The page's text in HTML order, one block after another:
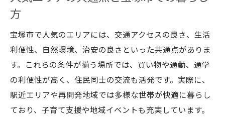
方
宝塚市で人気のエリアには、交通アクセスの良さ、生活
利便性、自然環境、治安の良さといった共通点がありま
す。これらの条件が揃う場所では、買い物や通勤、通学
の利便性が高く、住民同士の交流も活発です。実際に、
駅近エリアや再開発地域では多様な世帯が快適に暮らし
ており、子育て支援や地域イベントも充実しています。